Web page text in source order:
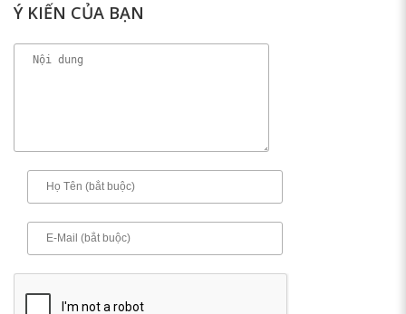
Ý KIẾN CỦA BẠN